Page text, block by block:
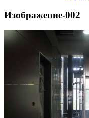
Изображение-002